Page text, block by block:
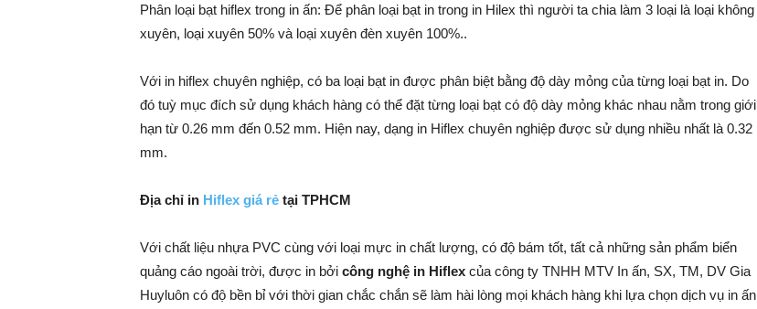
Phân loại bạt hiflex trong in ấn: Để phân loại bạt in trong in Hilex thì người ta chia làm 3 loại là loại không
xuyên, loại xuyên 50% và loại xuyên đèn xuyên 100%..
Với in hiflex chuyên nghiệp, có ba loại bạt in được phân biệt bằng độ dày mỏng của từng loại bạt in. Do
đó tuỳ mục đích sử dụng khách hàng có thể đặt từng loại bạt có độ dày mỏng khác nhau nằm trong giới
hạn từ 0.26 mm đến 0.52 mm. Hiện nay, dạng in Hiflex chuyên nghiệp được sử dụng nhiều nhất là 0.32
mm.
Địa chỉ in Hiflex giá rẻ tại TPHCM
Với chất liệu nhựa PVC cùng với loại mực in chất lượng, có độ bám tốt, tất cả những sản phẩm biển
quảng cáo ngoài trời, được in bởi công nghệ in Hiflex của công ty TNHH MTV In ấn, SX, TM, DV Gia
Huyluôn có độ bền bỉ với thời gian chắc chắn sẽ làm hài lòng mọi khách hàng khi lựa chọn dịch vụ in ấn